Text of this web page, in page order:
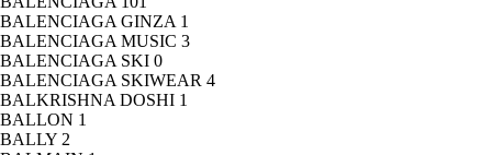
BALENCIAGA GINZA 1
BALENCIAGA MUSIC 3
BALENCIAGA SKI 0
BALENCIAGA SKIWEAR 4
BALKRISHNA DOSHI 1
BALLON 1
BALLY 2